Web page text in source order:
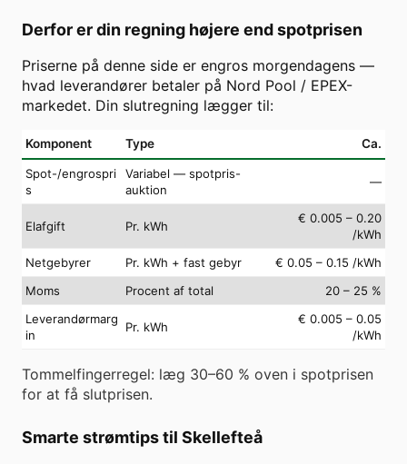
Derfor er din regning højere end spotprisen
Priserne på denne side er engros morgendagens —
hvad leverandører betaler på Nord Pool / EPEX-
markedet. Din slutregning lægger til:
Komponent Type Ca.
Spot-/engrospri
s
Variabel — spotpris-
auktion
—
Elafgift Pr. kWh
€ 0.005 – 0.20
/kWh
Netgebyrer
Pr. kWh + fast gebyr
€ 0.05 – 0.15 /kWh
Moms
Procent af total
20 – 25 %
Leverandørmarg
in
Pr. kWh
€ 0.005 – 0.05
/kWh
Tommelfingerregel: læg 30–60 % oven i spotprisen
for at få slutprisen.
Smarte strømtips til Skellefteå